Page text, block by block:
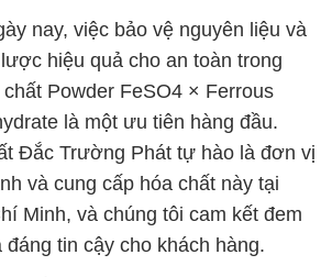
nay, việc bảo vệ nguyên liệu và
hiệu quả cho an toàn trong
Powder FeSO4 × Ferrous
là một ưu tiên hàng đầu.
Đắc Trường Phát tự hào là đơn vị
và cung cấp hóa chất này tại
Minh, và chúng tôi cam kết đem
đáng tin cậy cho khách hàng.